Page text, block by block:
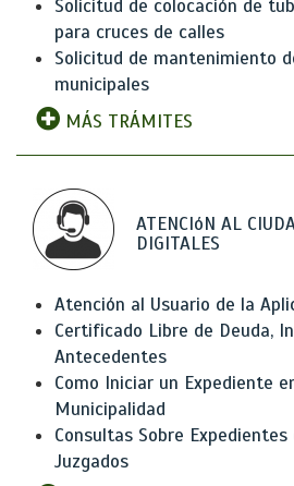
Solicitud de colocación de
para cruces de calles
Solicitud de mantenimiento
municipales
MÁS TRÁMITES
ATENCIóN AL
DIGITALES
Atención al Usuario de la
Certificado Libre de Deuda,
Antecedentes
Como Iniciar un Expediente
Municipalidad
Consultas Sobre
Juzgados